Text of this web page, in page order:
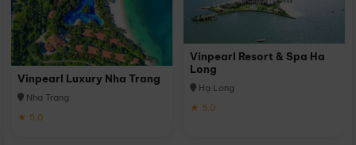
Vinpearl Luxury Nha Trang
Nha Trang
★ 5.0
Vinpearl Resort & Spa Ha
Long
Hạ Long
★ 5.0